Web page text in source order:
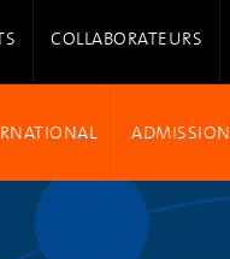
COLLABORATEURS
ADMISSION